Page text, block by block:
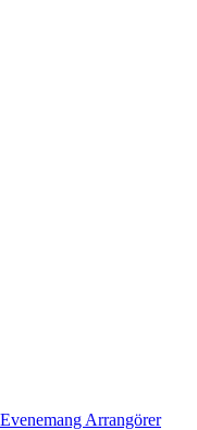
Evenemang Arrangörer